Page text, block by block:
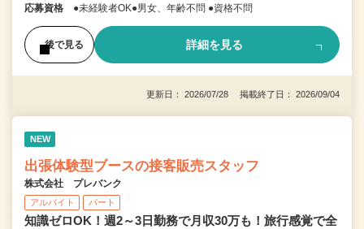
応募資格 ●未経験者OK●男女、年齢不問 ●資格不問
後で見る 詳細を見る
更新日： 2026/07/28 掲載終了日： 2026/09/04
NEW
出張体験型ブースの接客販売スタッフ
株式会社 プレバンク
アルバイト パート
知識ゼロOK！週2～3日勤務で月収30万も！旅行感覚で全